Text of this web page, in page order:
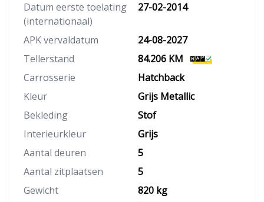
Datum eerste toelating
(internationaal)
27-02-2014
APK vervaldatum
24-08-2027
Tellerstand
84.206 KM
Carrosserie
Hatchback
Kleur
Grijs Metallic
Bekleding
Stof
Interieurkleur
Grijs
Aantal deuren
5
Aantal zitplaatsen
5
Gewicht
820 kg